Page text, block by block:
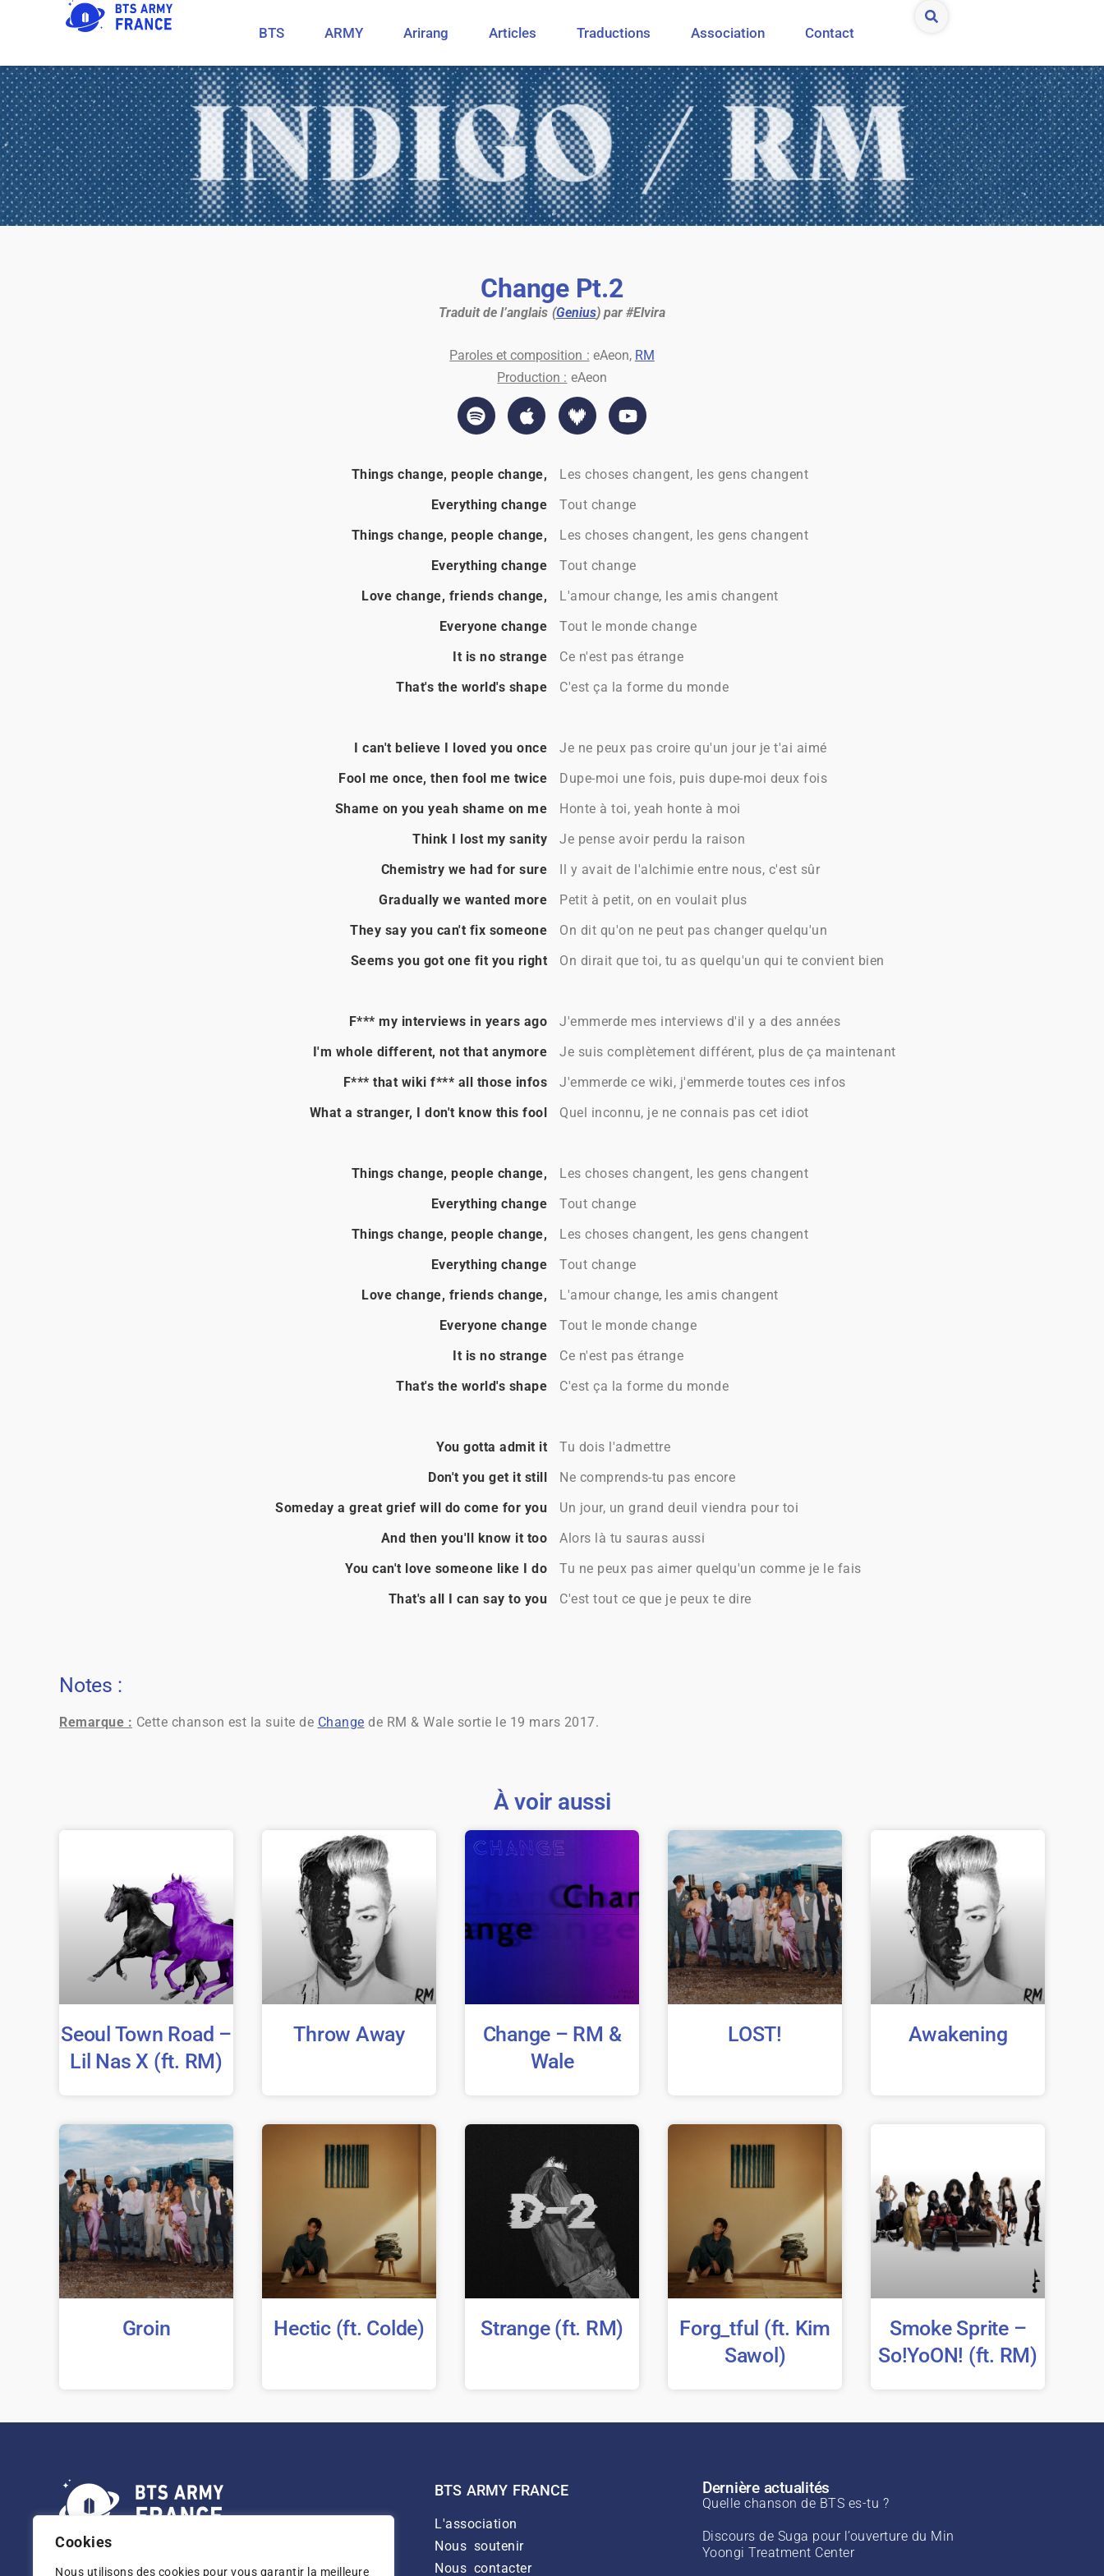
Cookies
Nous utilisons des cookies pour vous garantir la meilleure
BTS ARMY Arirang Articles Traductions Association Contact
Change Pt.2
Traduit de l’anglais (Genius) par #Elvira
Paroles et composition : eAeon, RM
Production : eAeon
Things change, people change,
Les choses changent, les gens changent
Everything change
Tout change
Things change, people change,
Les choses changent, les gens changent
Everything change
Tout change
Love change, friends change,
L'amour change, les amis changent
Everyone change
Tout le monde change
It is no strange
Ce n'est pas étrange
That's the world's shape
C'est ça la forme du monde
I can't believe I loved you once
Je ne peux pas croire qu'un jour je t'ai aimé
Fool me once, then fool me twice
Dupe-moi une fois, puis dupe-moi deux fois
Shame on you yeah shame on me
Honte à toi, yeah honte à moi
Think I lost my sanity
Je pense avoir perdu la raison
Chemistry we had for sure
Il y avait de l'alchimie entre nous, c'est sûr
Gradually we wanted more
Petit à petit, on en voulait plus
They say you can't fix someone
On dit qu'on ne peut pas changer quelqu'un
Seems you got one fit you right
On dirait que toi, tu as quelqu'un qui te convient bien
F*** my interviews in years ago
J'emmerde mes interviews d'il y a des années
I'm whole different, not that anymore
Je suis complètement différent, plus de ça maintenant
F*** that wiki f*** all those infos
J'emmerde ce wiki, j'emmerde toutes ces infos
What a stranger, I don't know this fool
Quel inconnu, je ne connais pas cet idiot
Things change, people change,
Les choses changent, les gens changent
Everything change
Tout change
Things change, people change,
Les choses changent, les gens changent
Everything change
Tout change
Love change, friends change,
L'amour change, les amis changent
Everyone change
Tout le monde change
It is no strange
Ce n'est pas étrange
That's the world's shape
C'est ça la forme du monde
You gotta admit it
Tu dois l'admettre
Don't you get it still
Ne comprends-tu pas encore
Someday a great grief will do come for you
Un jour, un grand deuil viendra pour toi
And then you'll know it too
Alors là tu sauras aussi
You can't love someone like I do
Tu ne peux pas aimer quelqu'un comme je le fais
That's all I can say to you
C'est tout ce que je peux te dire
Notes :
Remarque : Cette chanson est la suite de Change de RM & Wale sortie le 19 mars 2017.
À voir aussi
Seoul Town Road –
Lil Nas X (ft. RM)
Throw Away
Change – RM &
Wale
LOST! Awakening
Groin Hectic (ft. Colde) Strange (ft. RM)
Forg_tful (ft. Kim
Sawol)
Smoke Sprite –
So!YoON! (ft. RM)
Association BTS ARMY FRANCE loi 1901 dans
BTS ARMY FRANCE
L'association
Nous soutenir
Nous contacter
Dernière actualités
Quelle chanson de BTS es-tu ?
Discours de Suga pour l’ouverture du Min
Yoongi Treatment Center